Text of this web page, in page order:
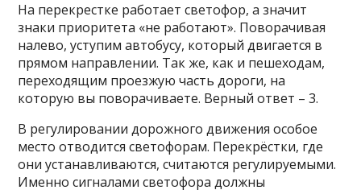
На перекрестке работает светофор, а значит
знаки приоритета «не работают». Поворачивая
налево, уступим автобусу, который двигается в
прямом направлении. Так же, как и пешеходам,
переходящим проезжую часть дороги, на
которую вы поворачиваете. Верный ответ – 3.
В регулировании дорожного движения особое
место отводится светофорам. Перекрёстки, где
они устанавливаются, считаются регулируемыми.
Именно сигналами светофора должны